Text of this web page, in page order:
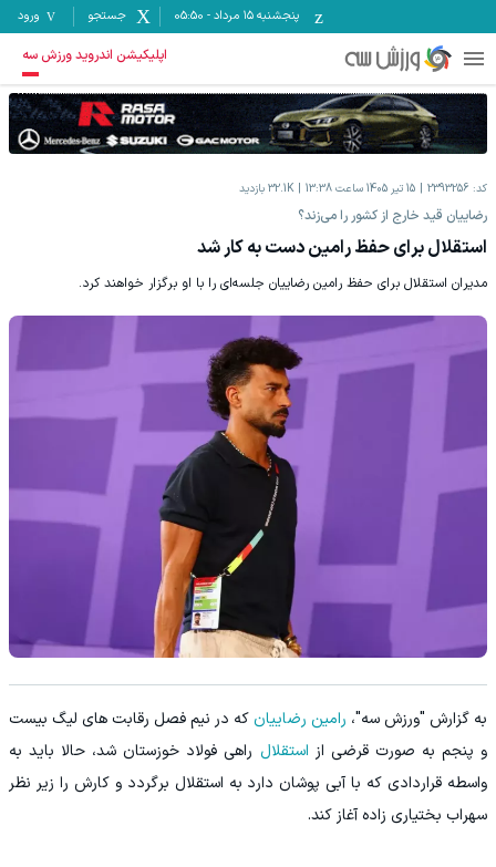
پنجشنبه ۱۵ مرداد -
05:50 جستجو ورود
اپلیکیشن اندروید ورزش سه
کد: 2393256 15 تیر 1405 ساعت 13:38 32.1K بازدید
رضاییان قید خارج از کشور را می‌زند؟
استقلال برای حفظ رامین دست به کار شد
مدیران استقلال برای حفظ رامین رضاییان جلسه‌ای را با او برگزار خواهند کرد.
به گزارش "ورزش سه"، رامین رضاییانکه در نیم فصل رقابت های لیگ بیست
و پنجم به صورت قرضی از استقلال راهی فولاد خوزستان شد، حالا باید به
واسطه قراردادی که با آبی پوشان دارد به استقلال برگردد و کارش را زیر نظر
سهراب بختیاری زاده آغاز کند.